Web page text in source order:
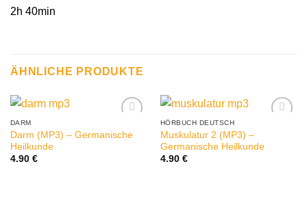
2h 40min
ÄHNLICHE PRODUKTE
DARM
Darm (MP3) – Germanische
Heilkunde
4.90 €
HÖRBUCH DEUTSCH
Muskulatur 2 (MP3) –
Germanische Heilkunde
4.90 €